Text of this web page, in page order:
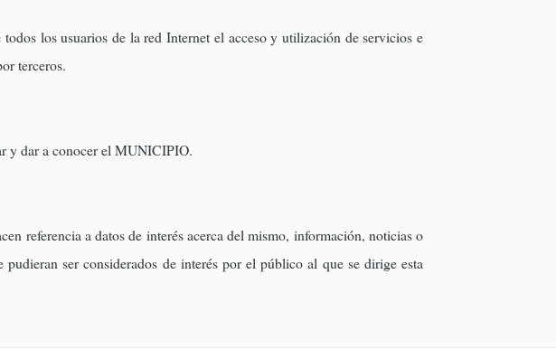
los usuarios de la red Internet el acceso y utilización de servicios e
terceros.
y dar a conocer el MUNICIPIO.
referencia a datos de interés acerca del mismo, información, noticias o
ser considerados de interés por el público al que se dirige esta